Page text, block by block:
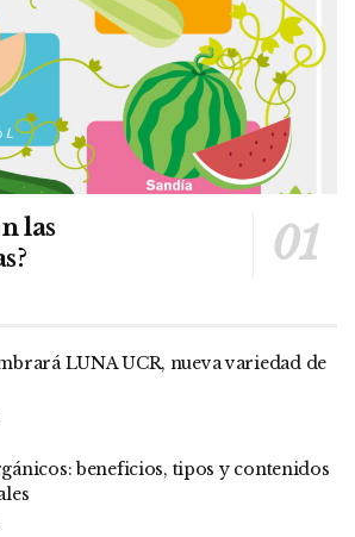
las
LUNA UCR, nueva variedad de
beneficios, tipos y contenidos